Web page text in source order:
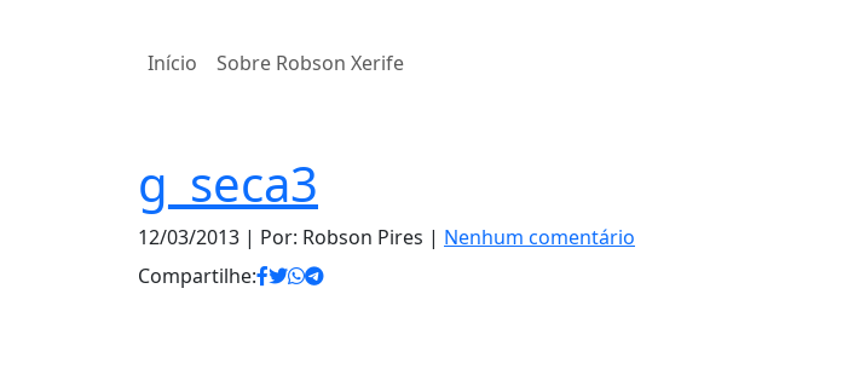
Início Sobre Robson Xerife
g_seca3
12/03/2013 | Por: Robson Pires | Nenhum comentário
Compartilhe: